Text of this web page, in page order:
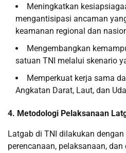
Meningkatkan
mengantisipasi ancaman
keamanan regional dan
Mengembangkan
satuan TNI melalui skenario
Memperkuat kerja sama
Angkatan Darat, Laut, dan
4. Metodologi Pelaksanaan
Latgab di TNI dilakukan
perencanaan, pelaksanaan,